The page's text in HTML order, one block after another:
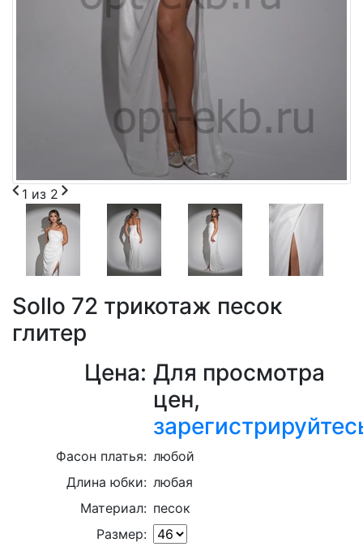
1 из 2
Sollo 72 трикотаж песок
глитер
Цена: Для просмотра
цен,
Фасон платья: любой
Длина юбки: любая
Материал: песок
Размер: